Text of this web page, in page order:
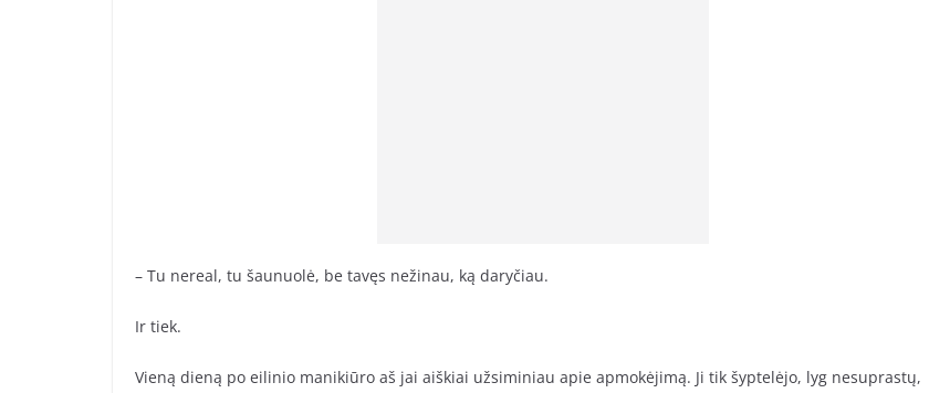
– Tu nereal, tu šaunuolė, be tavęs nežinau, ką daryčiau.
Ir tiek.
Vieną dieną po eilinio manikiūro aš jai aiškiai užsiminiau apie apmokėjimą. Ji tik šyptelėjo, lyg nesuprastų,